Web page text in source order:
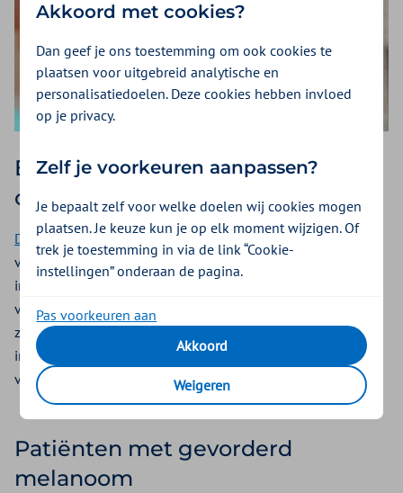
Eerst immunotherapie, dan pas
opereren
De NADINA-studie, geleid door onderzoekers van het Antoni
van Leeuwenhoek, toont aan dat behandeling met
immunotherapie bij patiënten met gevorderd melanoom
voorafgaand aan de operatie voor verbetering van
ziektevrije-overleving zorgt. In eerdere situaties werd
immunotherapie pas na de operatie gegeven Ook werd er
veel langer mee doorgegaan.
Patiënten met gevorderd
melanoom
Akkoord met cookies?
Dan geef je ons toestemming om ook cookies te
plaatsen voor uitgebreid analytische en
personalisatiedoelen. Deze cookies hebben invloed
op je privacy.
Zelf je voorkeuren aanpassen?
Je bepaalt zelf voor welke doelen wij cookies mogen
plaatsen. Je keuze kun je op elk moment wijzigen. Of
trek je toestemming in via de link “Cookie-
instellingen” onderaan de pagina.
Pas voorkeuren aan
Akkoord
Weigeren